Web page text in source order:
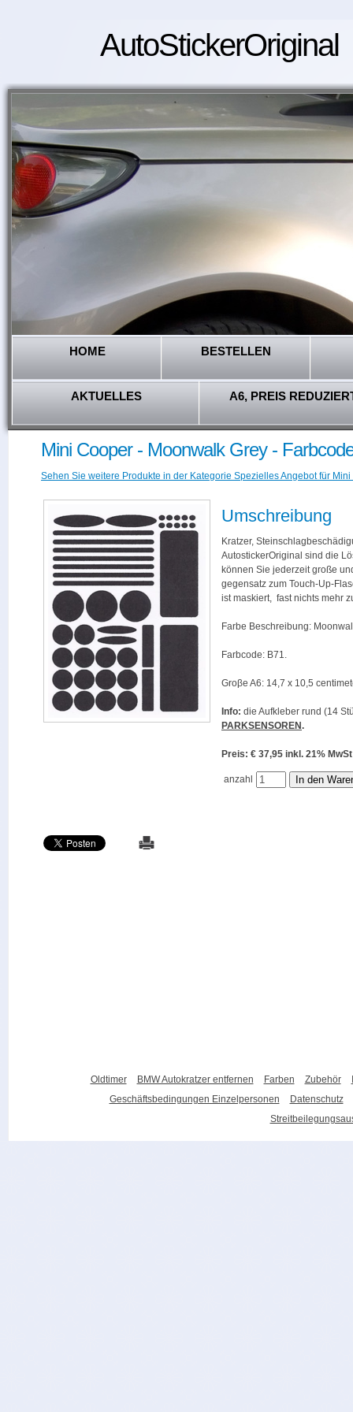
AutoStickerOriginal
HOME BESTELLEN
AKTUELLES A6, PREIS
Mini Cooper - Moonwalk Grey -
Sehen Sie weitere Produkte in der Kategorie Spezielles Angebot für Mini
Umschreibung
Kratzer,
AutostickerOriginal sind die
können Sie jederzeit große
gegensatz zum Touch-Up-
ist maskiert, fast nichts mehr
Farbe Beschreibung:
Farbcode: B71.
Groβe A6: 14,7 x 10,5
Info: die Aufkleber rund (14
PARKSENSOREN.
Preis: € 37,95 inkl. 21%
anzahl
Oldtimer BMW Autokratzer entfernen Farben Zubehör
Geschäftsbedingungen Einzelpersonen
Datenschutz